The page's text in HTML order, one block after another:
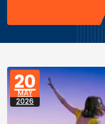
20
MAY
2026